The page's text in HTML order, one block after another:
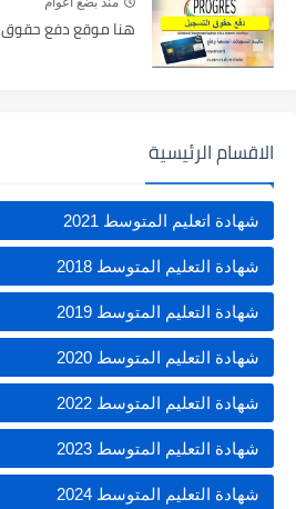
هنا موقع دفع حقوق progres.mesrs.dz/webetu
الاقسام الرئيسية
شهادة اتعليم المتوسط 2021
شهادة التعليم المتوسط 2018
شهادة التعليم المتوسط 2019
شهادة التعليم المتوسط 2020
شهادة التعليم المتوسط 2022
شهادة التعليم المتوسط 2023
شهادة التعليم المتوسط 2024